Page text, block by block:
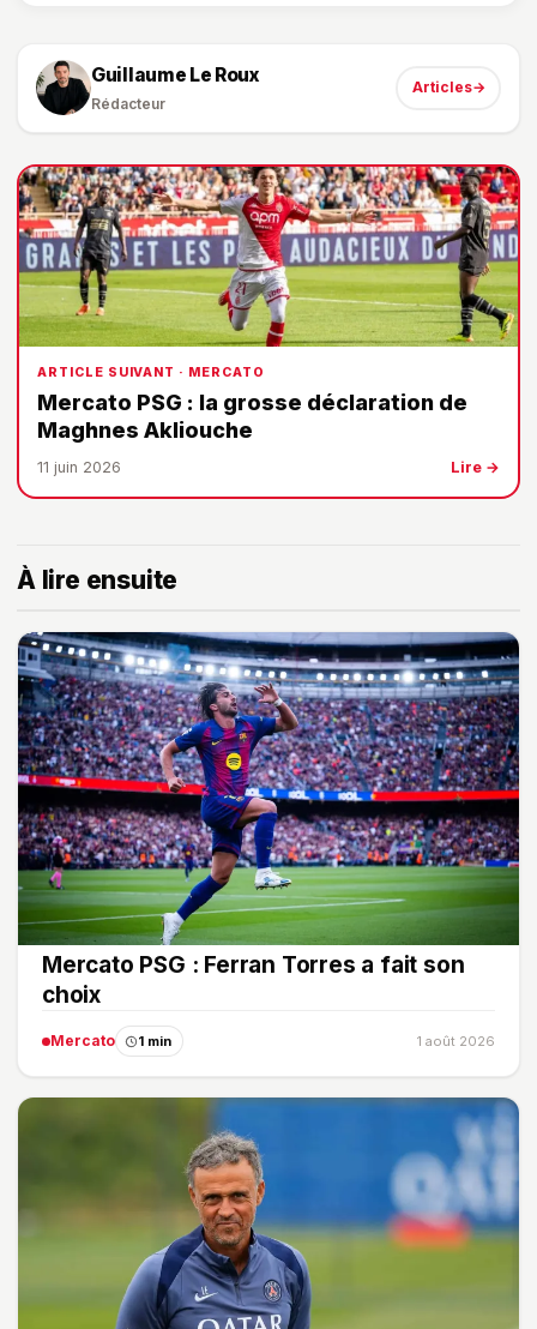
Guillaume Le Roux
Rédacteur
Articles→
ARTICLE SUIVANT · MERCATO
Mercato PSG : la grosse déclaration de
Maghnes Akliouche
11 juin 2026 Lire →
À lire ensuite
Mercato PSG : Ferran Torres a fait son
choix
Mercato 1 min 1 août 2026